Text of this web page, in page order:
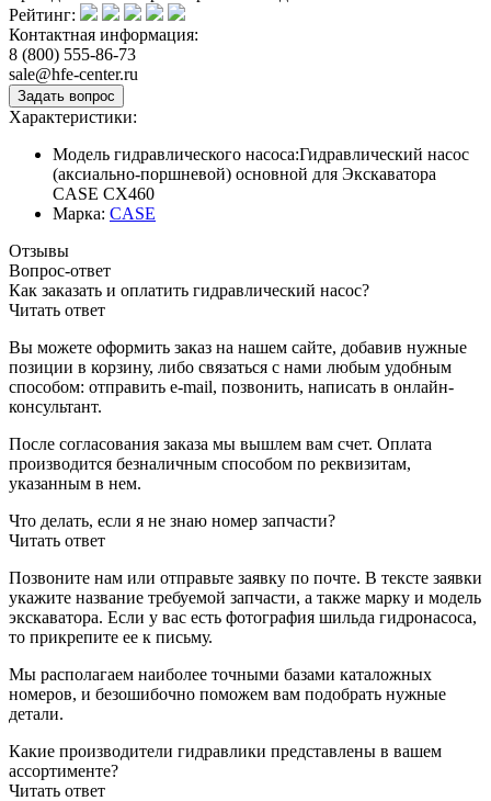
Рейтинг:
Контактная информация:
8 (800) 555-86-73
sale@hfe-center.ru
Характеристики:
Модель гидравлического насоса:Гидравлический насос
(аксиально-поршневой) основной для Экскаватора
CASE CX460
Марка: CASE
Отзывы
Вопрос-ответ
Как заказать и оплатить гидравлический насос?
Читать ответ
Вы можете оформить заказ на нашем сайте, добавив нужные
позиции в корзину, либо связаться с нами любым удобным
способом: отправить e-mail, позвонить, написать в онлайн-
консультант.
После согласования заказа мы вышлем вам счет. Оплата
производится безналичным способом по реквизитам,
указанным в нем.
Что делать, если я не знаю номер запчасти?
Читать ответ
Позвоните нам или отправьте заявку по почте. В тексте заявки
укажите название требуемой запчасти, а также марку и модель
экскаватора. Если у вас есть фотография шильда гидронасоса,
то прикрепите ее к письму.
Мы располагаем наиболее точными базами каталожных
номеров, и безошибочно поможем вам подобрать нужные
детали.
Какие производители гидравлики представлены в вашем
ассортименте?
Читать ответ